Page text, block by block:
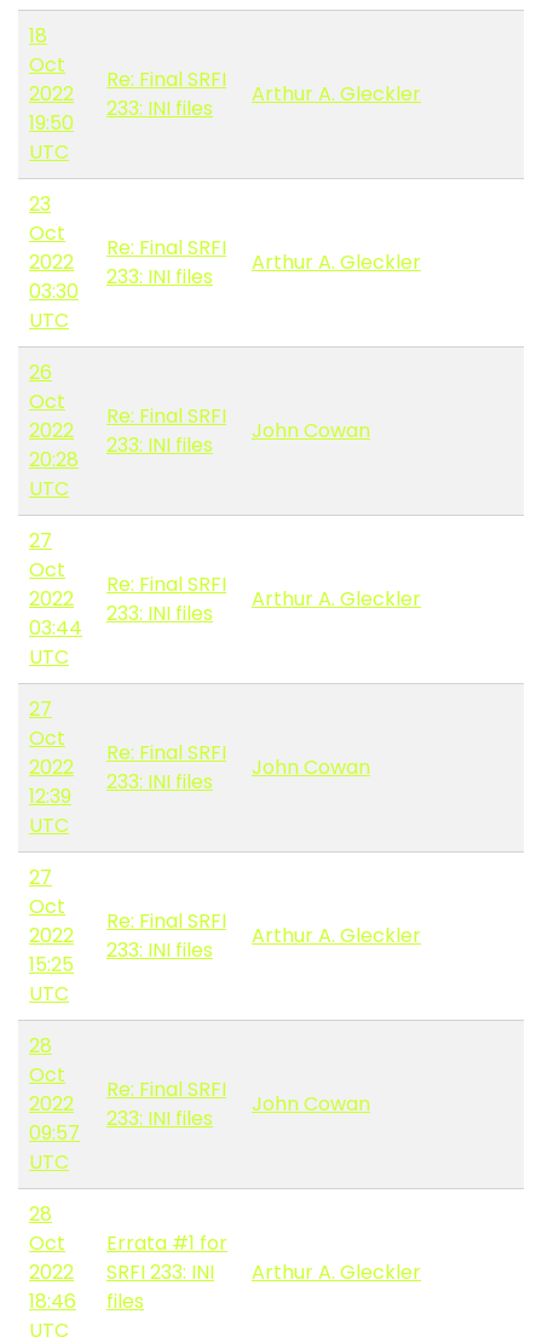
18
Oct
2022
19:50
UTC
Re: Final SRFI
233: INI files
Arthur A. Gleckler
23
Oct
2022
03:30
UTC
Re: Final SRFI
233: INI files
Arthur A. Gleckler
26
Oct
2022
20:28
UTC
Re: Final SRFI
233: INI files
John Cowan
27
Oct
2022
03:44
UTC
Re: Final SRFI
233: INI files
Arthur A. Gleckler
27
Oct
2022
12:39
UTC
Re: Final SRFI
233: INI files
John Cowan
27
Oct
2022
15:25
UTC
Re: Final SRFI
233: INI files
Arthur A. Gleckler
28
Oct
2022
09:57
UTC
Re: Final SRFI
233: INI files
John Cowan
28
Oct
2022
18:46
UTC
Errata #1 for
SRFI 233: INI
files
Arthur A. Gleckler